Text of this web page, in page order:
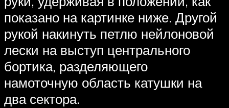
показано на картинке ниже. Другой
рукой накинуть петлю нейлоновой
лески на выступ центрального
бортика, разделяющего
намоточную область катушки на
два сектора.